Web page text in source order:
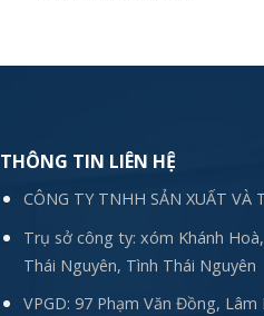
THÔNG TIN LIÊN HỆ
CÔNG TY TNHH SẢN XUẤT VÀ
Trụ sở công ty: xóm Khánh
Thái Nguyên, Tình Thái Nguyên
VPGD: 97 Phạm Văn Đồng,